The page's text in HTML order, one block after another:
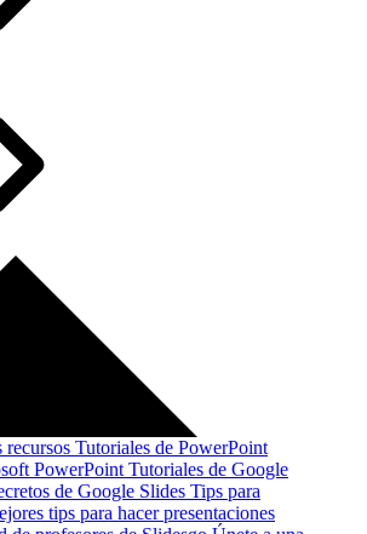
Tutoriales de PowerPoint
PowerPoint Tutoriales de Google
de Google Slides Tips para
tips para hacer presentaciones